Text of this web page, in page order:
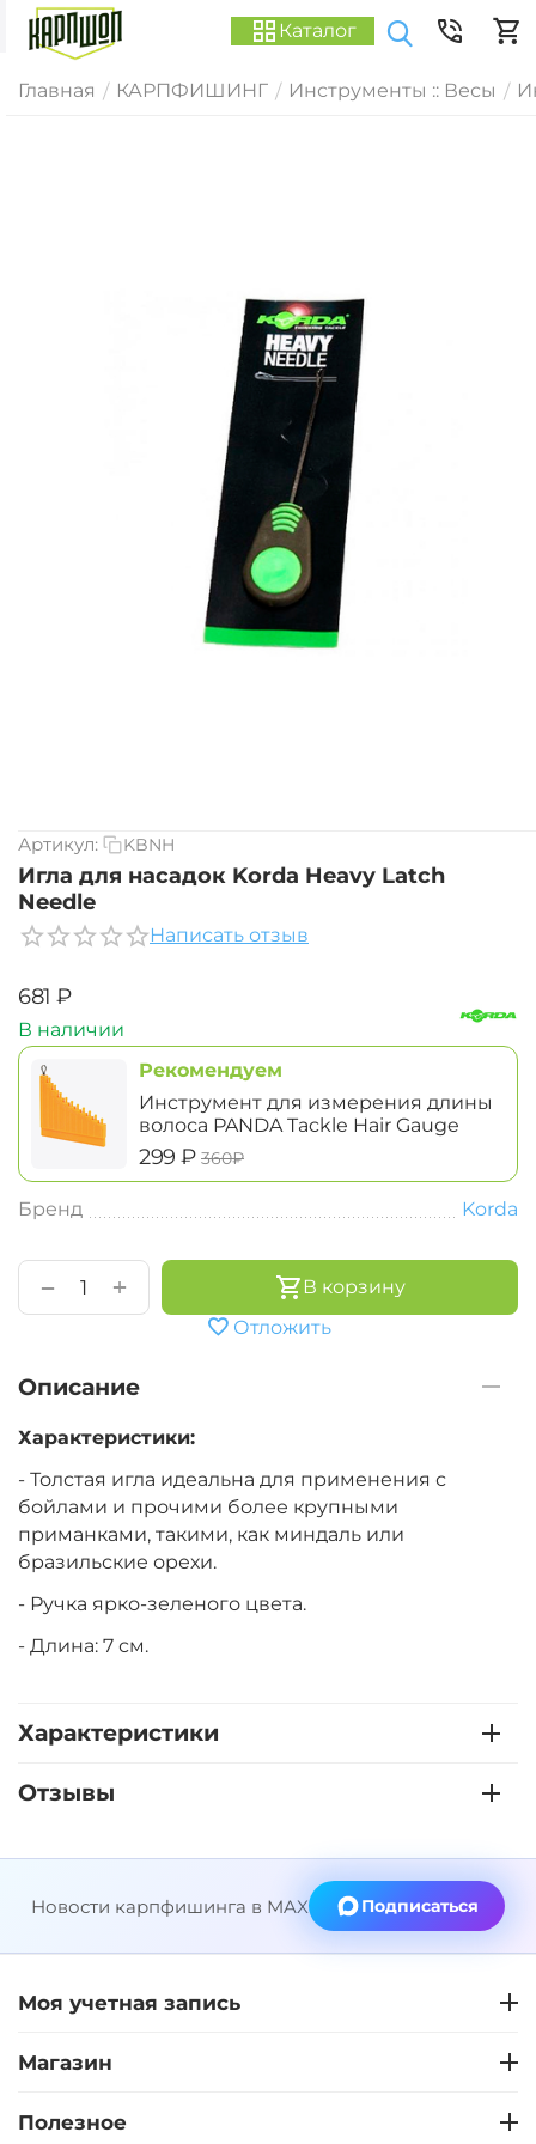
Каталог
Главная / КАРПФИШИНГ / Инструменты :: Весы /
Артикул: KBNH
Игла для насадок Korda Heavy Latch
Needle
Написать отзыв
‍681‍ ₽
В наличии
Рекомендуем
Инструмент для измерения длины
волоса PANDA Tackle Hair Gauge
‍299‍ ₽ ‍360‍₽
Бренд Korda
+
−
В корзину
Отложить
Описание
Характеристики:
- Толстая игла идеальна для применения с
бойлами и прочими более крупными
приманками, такими, как миндаль или
бразильские орехи.
- Ручка ярко-зеленого цвета.
- Длина: 7 см.
Характеристики
Отзывы
Новости карпфишинга в MAX Подписаться
Моя учетная запись
Магазин
Полезное